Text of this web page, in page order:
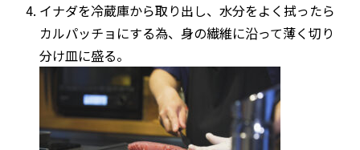
イナダを冷蔵庫から取り出し、水分をよく拭ったら
カルパッチョにする為、身の繊維に沿って薄く切り
分け皿に盛る。